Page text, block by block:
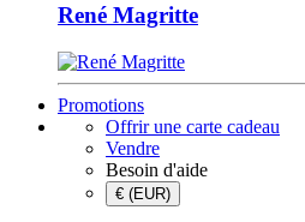
René Magritte
Promotions
Offrir une carte cadeau
Vendre
Besoin d'aide
€ (EUR)